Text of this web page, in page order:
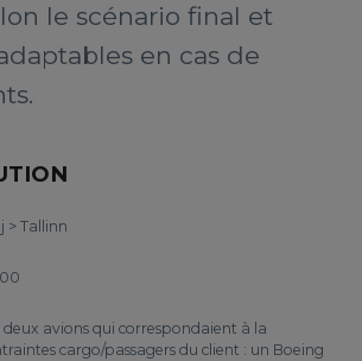
le scénario final et
en cas de
> Tallinn
avions qui correspondaient à la
cargo/passagers du client : un Boeing